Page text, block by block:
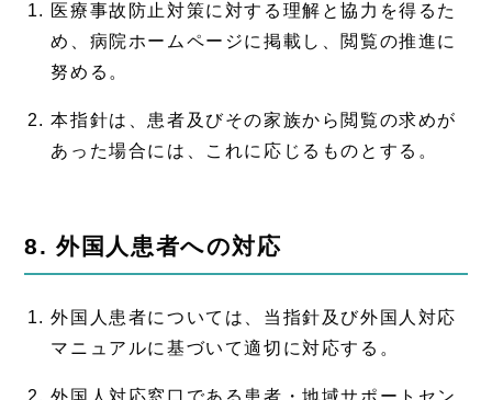
医療事故防止対策に対する理解と協力を得るた
め、病院ホームページに掲載し、閲覧の推進に
努める。
本指針は、患者及びその家族から閲覧の求めが
あった場合には、これに応じるものとする。
8. 外国人患者への対応
外国人患者については、当指針及び外国人対応
マニュアルに基づいて適切に対応する。
外国人対応窓口である患者・地域サポートセン